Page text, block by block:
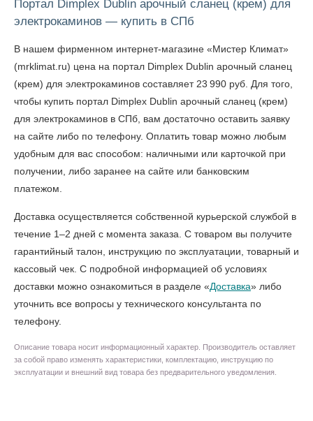
Портал Dimplex Dublin арочный сланец (крем) для
электрокаминов — купить в СПб
В нашем фирменном интернет-магазине «Мистер Климат»
(mrklimat.ru) цена на портал Dimplex Dublin арочный сланец
(крем) для электрокаминов составляет 23 990 руб. Для того,
чтобы купить портал Dimplex Dublin арочный сланец (крем)
для электрокаминов в СПб , вам достаточно оставить заявку
на сайте либо по телефону. Оплатить товар можно любым
удобным для вас способом: наличными или карточкой при
получении, либо заранее на сайте или банковским
платежом.
Доставка осуществляется собственной курьерской службой в
течение 1–2 дней с момента заказа. С товаром вы получите
гарантийный талон, инструкцию по эксплуатации, товарный и
кассовый чек. С подробной информацией об условиях
доставки можно ознакомиться в разделе «Доставка» либо
уточнить все вопросы у технического консультанта по
телефону.
Описание товара носит информационный характер. Производитель оставляет
за собой право изменять характеристики, комплектацию, инструкцию по
эксплуатации и внешний вид товара без предварительного уведомления.